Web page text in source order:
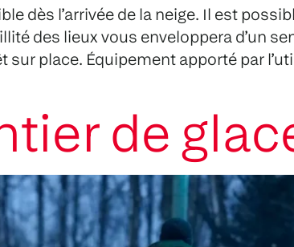
dès l’arrivée de la neige. Il est
des lieux vous enveloppera d’un
place. Équipement apporté par
de